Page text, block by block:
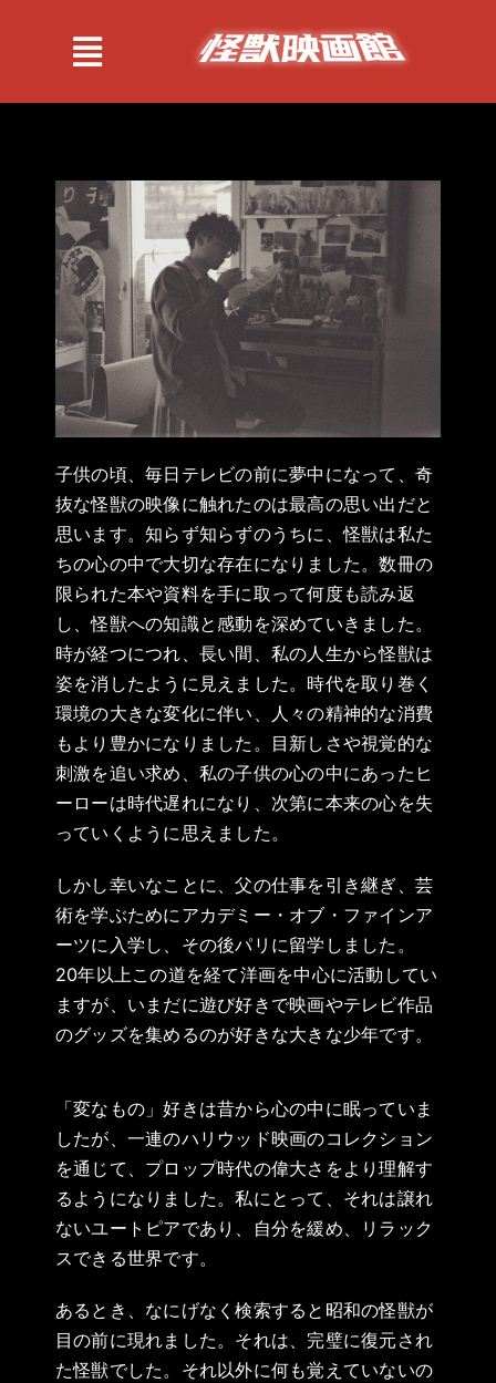
容
Toggle
Navigation
作品
情報
子供の頃、毎日テレビの前に夢中になって、奇
抜な怪獣の映像に触れたのは最高の思い出だと
思います。知らず知らずのうちに、怪獣は私た
ちの心の中で大切な存在になりました。数冊の
限られた本や資料を手に取って何度も読み返
し、怪獣への知識と感動を深めていきました。
時が経つにつれ、長い間、私の人生から怪獣は
姿を消したように見えました。時代を取り巻く
環境の大きな変化に伴い、人々の精神的な消費
もより豊かになりました。目新しさや視覚的な
刺激を追い求め、私の子供の心の中にあったヒ
ーローは時代遅れになり、次第に本来の心を失
っていくように思えました。
しかし幸いなことに、父の仕事を引き継ぎ、芸
術を学ぶためにアカデミー・オブ・ファインア
ーツに入学し、その後パリに留学しました。
20年以上この道を経て洋画を中心に活動してい
ますが、いまだに遊び好きで映画やテレビ作品
のグッズを集めるのが好きな大きな少年です。
「変なもの」好きは昔から心の中に眠っていま
したが、一連のハリウッド映画のコレクション
を通じて、プロップ時代の偉大さをより理解す
るようになりました。私にとって、それは譲れ
ないユートピアであり、自分を緩め、リラック
スできる世界です。
あるとき、なにげなく検索すると昭和の怪獣が
目の前に現れました。それは、完璧に復元され
た怪獣でした。それ以外に何も覚えていないの